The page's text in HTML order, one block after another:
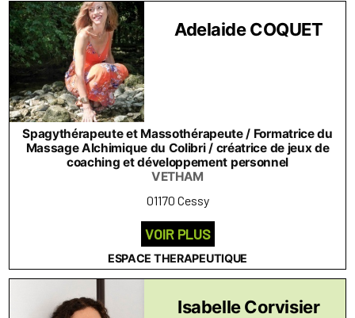
Adelaide COQUET
Spagythérapeute et Massothérapeute / Formatrice du
Massage Alchimique du Colibri / créatrice de jeux de
coaching et développement personnel
VETHAM
01170 Cessy
VOIR PLUS
ESPACE THERAPEUTIQUE
Isabelle Corvisier